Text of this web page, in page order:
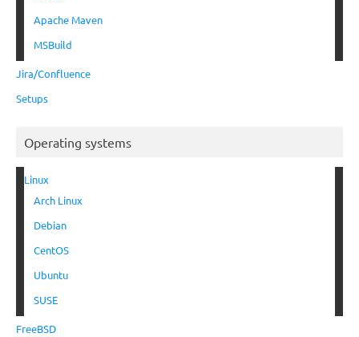
Apache Maven
MSBuild
Jira/Confluence
Setups
Operating systems
Linux
Arch Linux
Debian
CentOS
Ubuntu
SUSE
FreeBSD